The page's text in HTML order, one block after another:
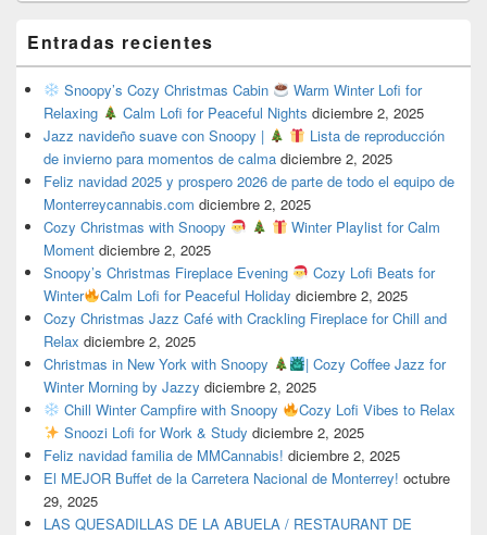
Entradas recientes
Snoopy’s Cozy Christmas Cabin
Warm Winter Lofi for
Relaxing
Calm Lofi for Peaceful Nights diciembre 2, 2025
Jazz navideño suave con Snoopy |
Lista de reproducción
de invierno para momentos de calma diciembre 2, 2025
Feliz navidad 2025 y prospero 2026 de parte de todo el equipo de
Monterreycannabis.com diciembre 2, 2025
Cozy Christmas with Snoopy
Winter Playlist for Calm
Moment diciembre 2, 2025
Snoopy’s Christmas Fireplace Evening
Cozy Lofi Beats for
Winter
Calm Lofi for Peaceful Holiday diciembre 2, 2025
Cozy Christmas Jazz Café with Crackling Fireplace for Chill and
Relax diciembre 2, 2025
Christmas in New York with Snoopy
| Cozy Coffee Jazz for
Winter Morning by Jazzy diciembre 2, 2025
Chill Winter Campfire with Snoopy
Cozy Lofi Vibes to Relax
Snoozi Lofi for Work & Study diciembre 2, 2025
Feliz navidad familia de MMCannabis! diciembre 2, 2025
El MEJOR Buffet de la Carretera Nacional de Monterrey! octubre
29, 2025
LAS QUESADILLAS DE LA ABUELA / RESTAURANT DE